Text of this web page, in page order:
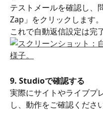
テストメールを確認し、
Zap」をクリックします。
これで自動返信設定は完
9. Studioで確認する
実際にサイトやライブプ
し、動作をご確認ください